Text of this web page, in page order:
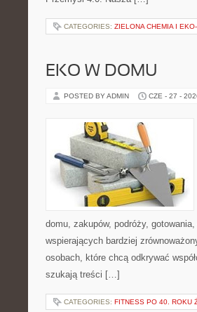
CATEGORIES: ZIELONA CHEMIA I
EKO W DOMU
POSTED BY ADMIN CZE - 27 -
domu, zakupów, podróży,
wspierających bardziej
osobach, które chcą odkrywać
szukają treści […]
CATEGORIES: FITNESS PO 40. ROKU